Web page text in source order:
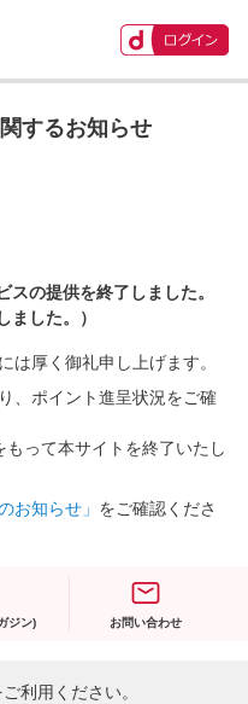
するお知らせ
スの提供を終了しました。
ました。）
は厚く御礼申し上げます。
、ポイント進呈状況をご確
って本サイトを終了いたし
お知らせ」 をご確認くださ
ジン) お問い合わせ
利用ください。